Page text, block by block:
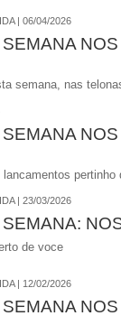
| 06/04/2026
semana, nas
| 23/03/2026
de voce
| 12/02/2026